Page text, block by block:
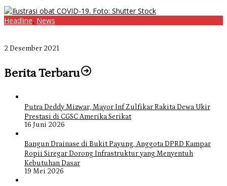
Headline, News
2 Desember 2021
Berita Terbaru
Putra Deddy Mizwar, Mayor Inf Zulfikar Rakita Dewa Ukir
Prestasi di CGSC Amerika Serikat
16 Juni 2026
Bangun Drainase di Bukit Payung, Anggota DPRD Kampar
Ropii Siregar Dorong Infrastruktur yang Menyentuh
Kebutuhan Dasar
19 Mei 2026